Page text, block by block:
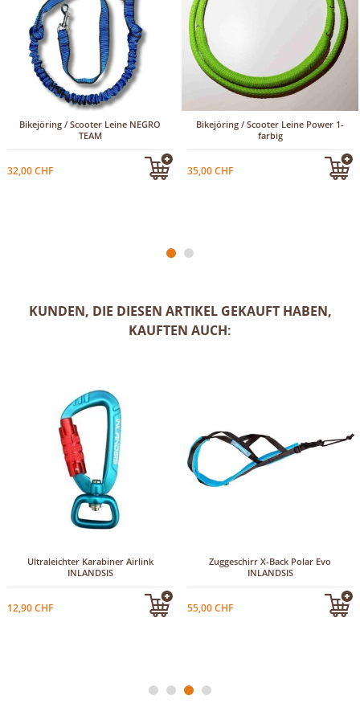
Bikejöring / Scooter Leine NEGRO
TEAM
32,00 CHF
Bikejöring / Scooter Leine Power 1-
farbig
35,00 CHF
KUNDEN, DIE DIESEN ARTIKEL GEKAUFT HABEN,
KAUFTEN AUCH:
Ultraleichter Karabiner Airlink
INLANDSIS
12,90 CHF
Zuggeschirr X-Back Polar Evo
INLANDSIS
55,00 CHF